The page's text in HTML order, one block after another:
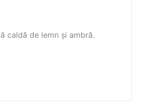
caldă de lemn și ambră.